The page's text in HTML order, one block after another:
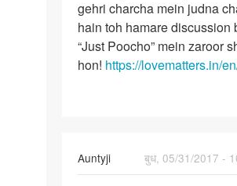
skin
me
by
NAGENDRA
gehri charcha mein judna
hain toh hamare discussion
“Just Poocho” mein zaroor
hon! https://lovematters.in/
Auntyji
बुध, 05/31/2017 -
In
reply